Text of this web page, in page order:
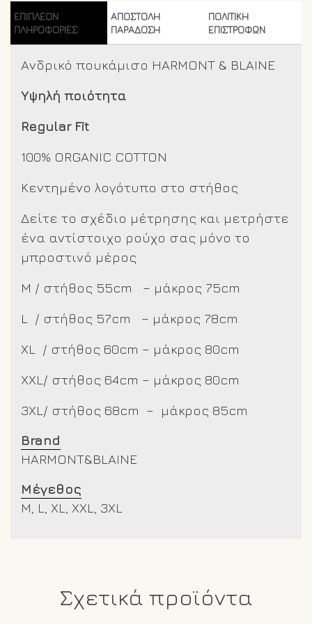
ποσότητα
ΕΠΙΠΛΈΟΝ
ΠΛΗΡΟΦΟΡΊΕΣ
ΑΠΟΣΤΟΛΗ
ΠΑΡΑΔΟΣΗ
ΠΟΛΙΤΙΚΗ
ΕΠΙΣΤΡΟΦΩΝ
Ανδρικό πουκάμισο HARMONT & BLAINE
Υψηλή ποιότητα
Regular Fit
100% ORGANIC COTTON
Κεντημένο λογότυπο στο στήθος
Δείτε το σχέδιο μέτρησης και μετρήστε
ένα αντίστοιχο ρούχο σας μόνο το
μπροστινό μέρος
M / στήθος 55cm – μάκρος 75cm
L / στήθος 57cm – μάκρος 78cm
XL / στήθος 60cm – μάκρος 80cm
XXL/ στήθος 64cm – μάκρος 80cm
3XL/ στήθος 68cm – μάκρος 85cm
Brand
HARMONT&BLAINE
Μέγεθος
M, L, XL, XXL, 3XL
Σχετικά προϊόντα